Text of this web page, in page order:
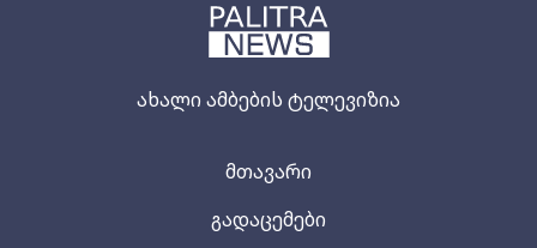
ახალი ამბების ტელევიზია
მთავარი
გადაცემები